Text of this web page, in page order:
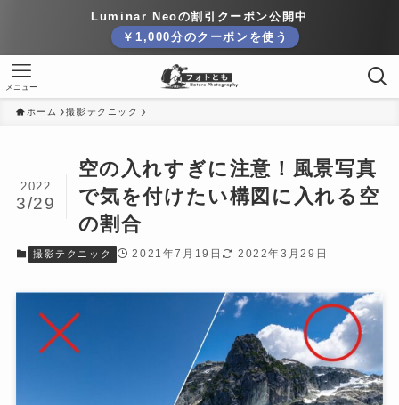
Luminar Neoの割引クーポン公開中
￥1,000分のクーポンを使う
メニュー
ホーム 撮影テクニック
空の入れすぎに注意！風景写真
で気を付けたい構図に入れる空
の割合
2022
3/29
撮影テクニック 2021年7月19日 2022年3月29日